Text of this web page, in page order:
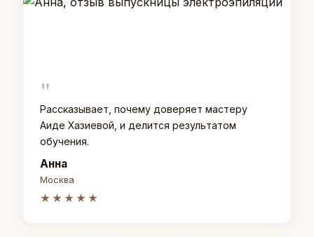
"
Рассказывает, почему доверяет мастеру
Аиде Хазиевой, и делится результатом
обучения.
Анна
Москва
★★★★★